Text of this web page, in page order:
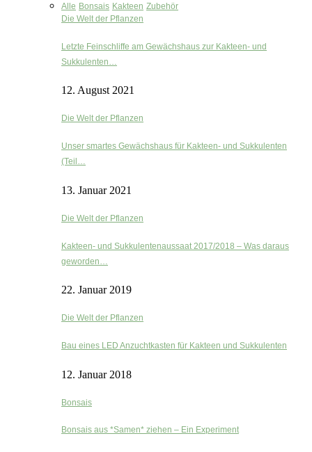
Alle Bonsais Kakteen Zubehör
Die Welt der Pflanzen
Letzte Feinschliffe am Gewächshaus zur Kakteen- und
Sukkulenten…
12. August 2021
Die Welt der Pflanzen
Unser smartes Gewächshaus für Kakteen- und Sukkulenten
(Teil…
13. Januar 2021
Die Welt der Pflanzen
Kakteen- und Sukkulentenaussaat 2017/2018 – Was daraus
geworden…
22. Januar 2019
Die Welt der Pflanzen
Bau eines LED Anzuchtkasten für Kakteen und Sukkulenten
12. Januar 2018
Bonsais
Bonsais aus *Samen* ziehen – Ein Experiment